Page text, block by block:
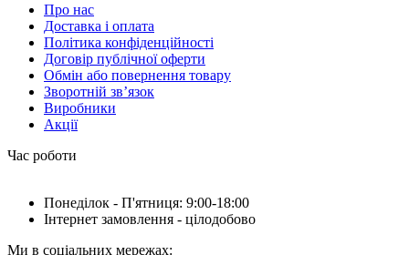
Про нас
Доставка і оплата
Політика конфіденційності
Договір публічної оферти
Обмін або повернення товару
Зворотній зв’язок
Виробники
Акції
Час роботи
Понеділок - П'ятниця: 9:00-18:00
Інтернет замовлення - цілодобово
Ми в соціальних мережах: